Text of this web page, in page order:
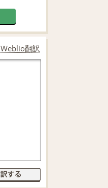
Weblio翻訳